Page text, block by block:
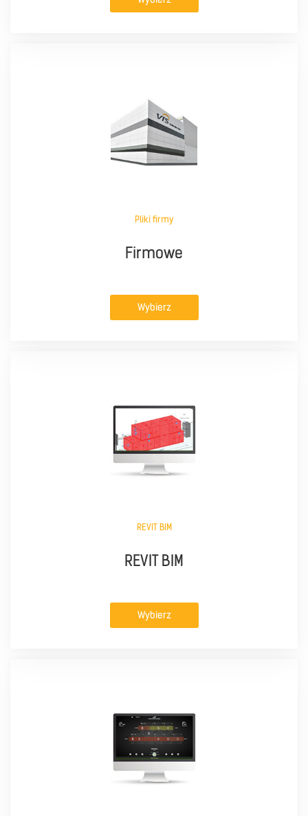
Pliki firmy
Firmowe
Wybierz
REVIT BIM
REVIT BIM
Wybierz